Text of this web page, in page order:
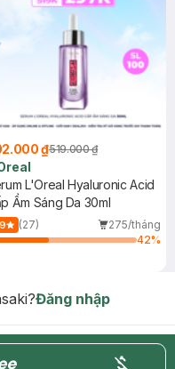
₫519.000 ₫
L'Oreal Hyaluronic Acid
Ẩm Sáng Da 30ml
(27)
275/tháng
42%
Đăng nhập